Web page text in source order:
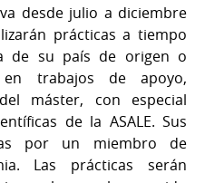
desde julio a diciembre
prácticas a tiempo
de su país de origen o
en trabajos de apoyo,
máster, con especial
de la ASALE. Sus
por un miembro de
Las prácticas serán